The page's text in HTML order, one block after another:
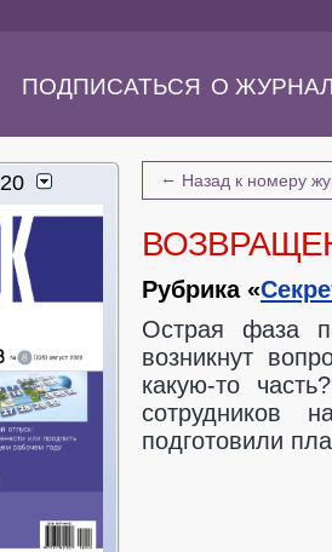
ПОДПИСАТЬСЯ О
← Назад к номеру
Рубрика «
Острая фаза
возникнут
какую-то
сотрудников
подготовили